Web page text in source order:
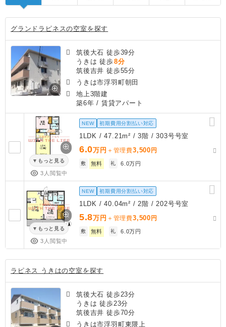
グランドラピネスの空室を探す
筑後大石 徒歩39分
うきは 徒歩8分
筑後吉井 徒歩55分
うきは市浮羽町朝田
地上3階建
築6年 / 賃貸アパート
もっと見る
3人閲覧中
NEW 初期費用分割払い対応
1LDK / 47.21m² / 3階 / 303号号室
6.0万円 ＋管理費3,500 円
敷 無料 礼 6.0万円
もっと見る
3人閲覧中
NEW 初期費用分割払い対応
1LDK / 40.04m² / 2階 / 202号号室
5.8万円 ＋管理費3,500 円
敷 無料 礼 6.0万円
ラピネス うきはの空室を探す
筑後大石 徒歩23分
うきは 徒歩23分
筑後吉井 徒歩70分
うきは市浮羽町東隈上